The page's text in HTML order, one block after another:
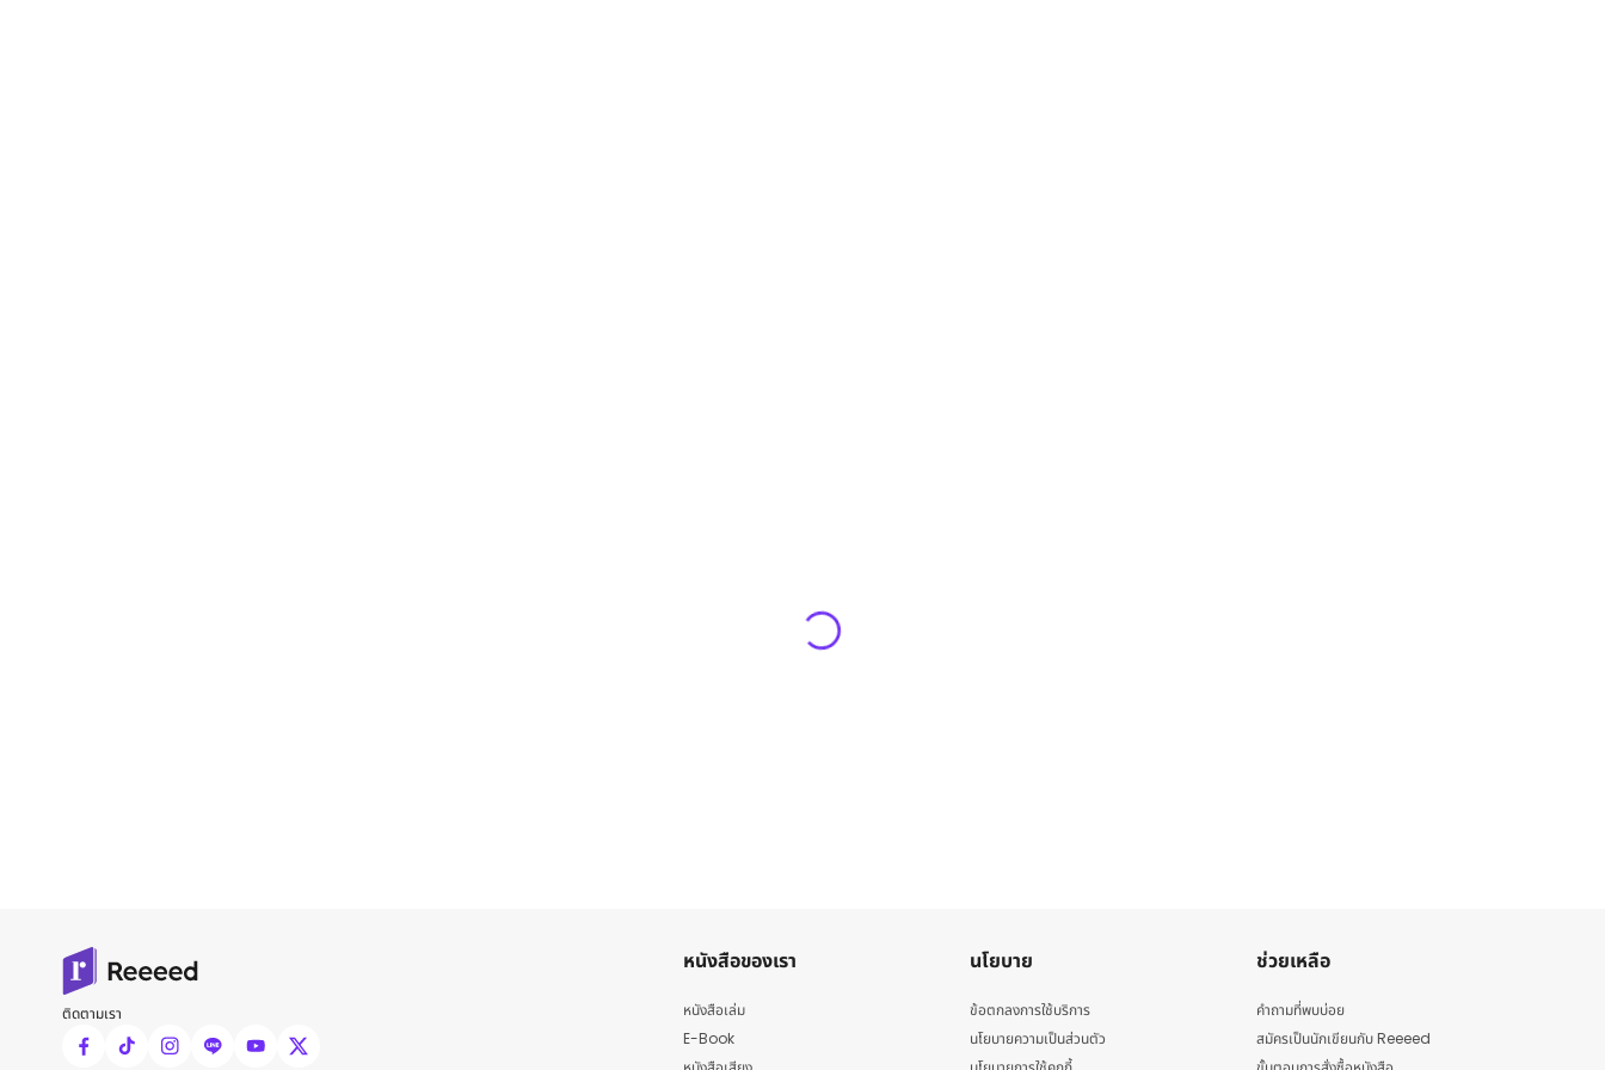
ติดตามเรา
หนังสือของเรา
หนังสือเล่ม
E-Book
นโยบาย
ข้อตกลงการใช้บริการ
นโยบายความเป็นส่วนตัว
ช่วยเหลือ
คำถามที่พบบ่อย
สมัครเป็นนักเขียนกับ Reeeed